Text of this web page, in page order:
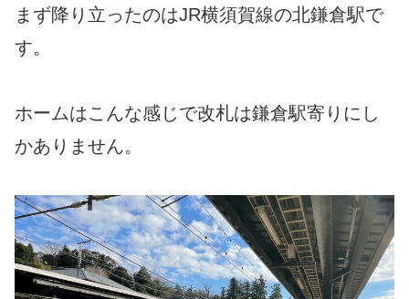
まず降り立ったのはJR横須賀線の北鎌倉駅で
す。
ホームはこんな感じで改札は鎌倉駅寄りにし
かありません。